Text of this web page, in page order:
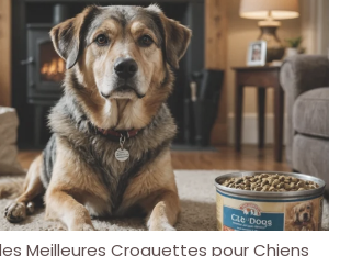
Meilleures Croquettes pour Chiens